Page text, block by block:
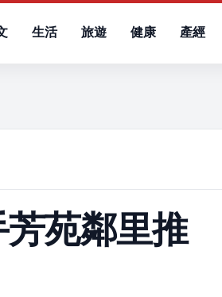
生活 旅遊 健康 產經
苑鄰里推